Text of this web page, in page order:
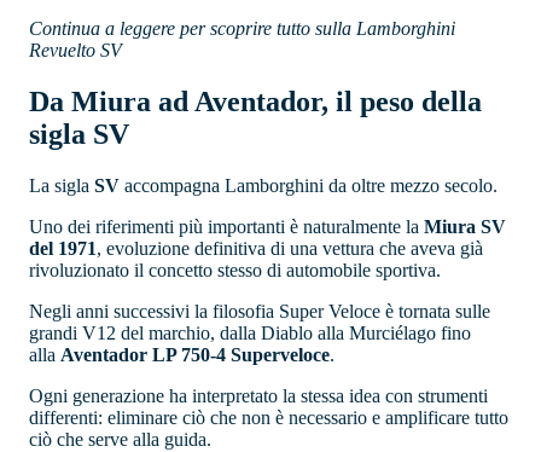
Continua a leggere per scoprire tutto sulla Lamborghini
Revuelto SV
Da Miura ad Aventador, il peso della
sigla SV
La sigla SV accompagna Lamborghini da oltre mezzo secolo.
Uno dei riferimenti più importanti è naturalmente la Miura SV
del 1971, evoluzione definitiva di una vettura che aveva già
rivoluzionato il concetto stesso di automobile sportiva.
Negli anni successivi la filosofia Super Veloce è tornata sulle
grandi V12 del marchio, dalla Diablo alla Murciélago fino
alla Aventador LP 750-4 Superveloce.
Ogni generazione ha interpretato la stessa idea con strumenti
differenti: eliminare ciò che non è necessario e amplificare tutto
ciò che serve alla guida.